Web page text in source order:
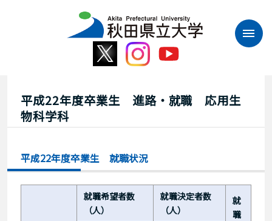
平成22年度卒業生 進路・就職 応用生
物科学科
平成22年度卒業生 就職状況
就職希望者数
（人）
就職決定者数
（人）
就
職